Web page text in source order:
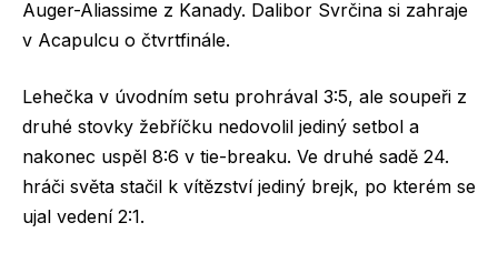
Auger-Aliassime z Kanady. Dalibor Svrčina si zahraje
v Acapulcu o čtvrtfinále.
Lehečka v úvodním setu prohrával 3:5, ale soupeři z
druhé stovky žebříčku nedovolil jediný setbol a
nakonec uspěl 8:6 v tie-breaku. Ve druhé sadě 24.
hráči světa stačil k vítězství jediný brejk, po kterém se
ujal vedení 2:1.